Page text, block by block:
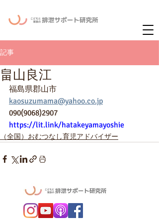
記事
畠山良江
福島県郡山市
kaosuzumama@yahoo.co.jp
090(9068)2907
https://lit.link/hatakeyamayoshie
（全国）おむつなし育児アドバイザー